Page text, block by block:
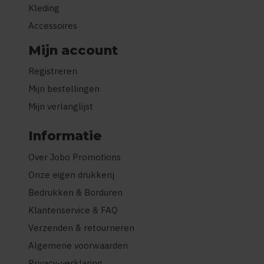
Kleding
Accessoires
Mijn account
Registreren
Mijn bestellingen
Mijn verlanglijst
Informatie
Over Jobo Promotions
Onze eigen drukkerij
Bedrukken & Borduren
Klantenservice & FAQ
Verzenden & retourneren
Algemene voorwaarden